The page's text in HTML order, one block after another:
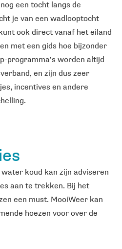
een tocht langs de
je van een wadlooptocht
ook direct vanaf het eiland
met een gids hoe bijzonder
programma’s worden altijd
en zijn dus zeer
incentives en andere
koud kan zijn adviseren
aan te trekken. Bij het
een must. MooiWeer kan
hoezen voor over de